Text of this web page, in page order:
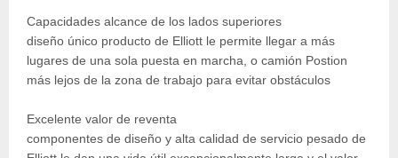
Capacidades alcance de los lados superiores
diseño único producto de Elliott le permite llegar a más
lugares de una sola puesta en marcha, o camión Postion
más lejos de la zona de trabajo para evitar obstáculos
Excelente valor de reventa
componentes de diseño y alta calidad de servicio pesado de